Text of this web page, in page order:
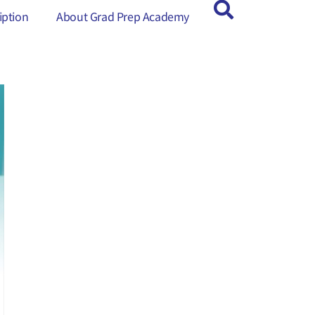
About Grad Prep Academy
About Grad Prep Academy